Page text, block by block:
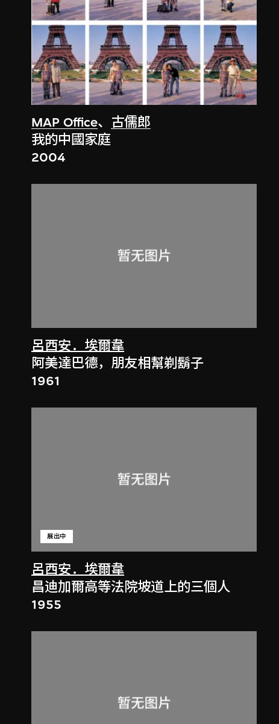
MAP Office、 古儒郎
我的中國家庭
2004
呂西安．埃爾韋
阿美達巴德，朋友相幫剃鬍子
1961
呂西安．埃爾韋
展出中
昌迪加爾高等法院坡道上的三個人
1955